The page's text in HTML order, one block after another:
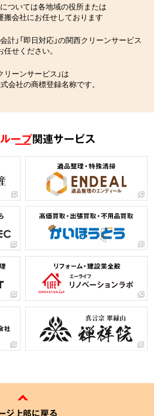
ついては各地域の役所または
搬会社にお任せしております
計」「即日対応」の関西クリーンサービス
任せください。
リーンサービス」は
会社の商標登録名称です。
ープ関連サービス
ジ上部に戻る